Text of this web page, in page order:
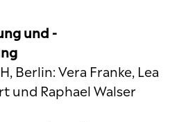
und -
Berlin: Vera Franke, Lea
und Raphael Walser